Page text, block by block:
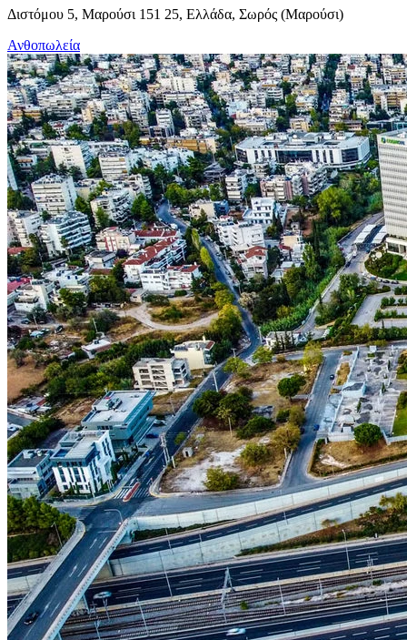
Διστόμου 5, Μαρούσι 151 25, Ελλάδα, Σωρός (Μαρούσι)
Ανθοπωλεία